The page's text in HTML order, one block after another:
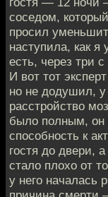
соседом,
просил
наступила, как я
есть, через три
И вот тот
но не додушил,
расстройство
было полным, он
способность к
гостя до двери,
стало плохо от
у него началась